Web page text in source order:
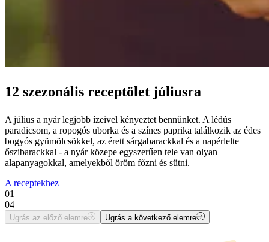
12 szezonális receptölet júliusra
A július a nyár legjobb ízeivel kényeztet bennünket. A lédús
paradicsom, a ropogós uborka és a színes paprika találkozik az édes
bogyós gyümölcsökkel, az érett sárgabarackkal és a napérlelte
őszibarackkal - a nyár közepe egyszerűen tele van olyan
alapanyagokkal, amelyekből öröm főzni és sütni.
A receptekhez
01
04
Ugrás az előző elemre Ugrás a következő elemre